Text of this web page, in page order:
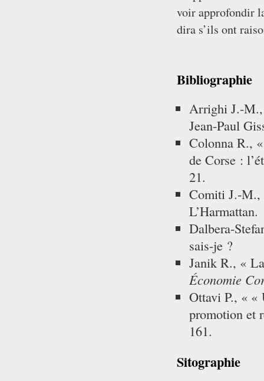
voir approfondir
dira s’ils ont
Bibliographie
Arrighi J.-
Jean-Paul
Colonna R.,
de Corse :
21.
Comiti J.-M.,
L’Harmattan.
Dalbera-
sais-je ?
Janik R., «
Économie
Ottavi P., « «
promotion et
161.
Sitographie